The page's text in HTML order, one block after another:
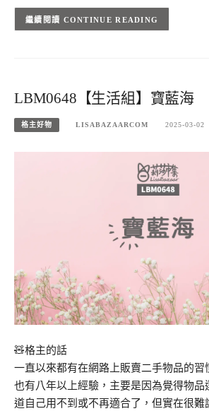
CONTINUE READING
LBM0648【生活組】寶藍海
格主好物 LISABAZAARCOM 2025-03-02
🧸格主的話
一直以來都有在網路上販賣二手物品的習
也有八年以上經驗，主要是因為覺得物品
道自己用不到或不再適合了，但實在很難